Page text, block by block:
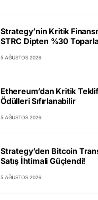
Strategy’nin Kritik
STRC Dipten %30
5 AĞUSTOS 2026
Ethereum’dan Kritik
Ödülleri Sıfırlanabilir
5 AĞUSTOS 2026
Strategy’den Bitcoin
Satış İhtimali Güçlendi!
5 AĞUSTOS 2026